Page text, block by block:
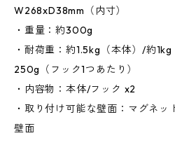
W268xD38mm（内寸）
・重量：約300g
・耐荷重：約1.5kg（本体）/約
250g（フック1つあたり）
・内容物：本体/フック x2
・取り付け可能な壁面：マグネ
壁面